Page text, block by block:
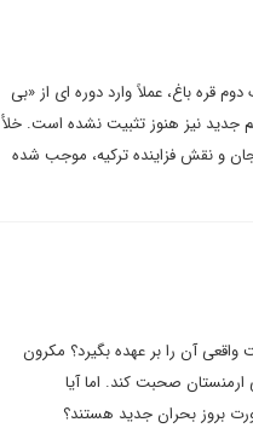
قره ‌باغ، عملاً وارد دوره ‌ای از «بی‌
نیز هنوز تثبیت نشده است. خلأ
و نقش فزاینده ترکیه، موجب شده
واقعی آن را بر عهده بگیرد؟ مکرون
ارمنستان صحبت کند. اما آیا
بروز بحران جدید هستند؟